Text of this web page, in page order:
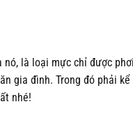
là loại mực chỉ được
gia đình. Trong đó phải kể
nhé!